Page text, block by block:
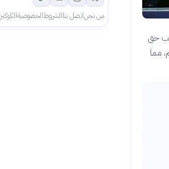
بسحب حق
مما
من نحناتصل بناالشروطالخصوصيةالكوكيز